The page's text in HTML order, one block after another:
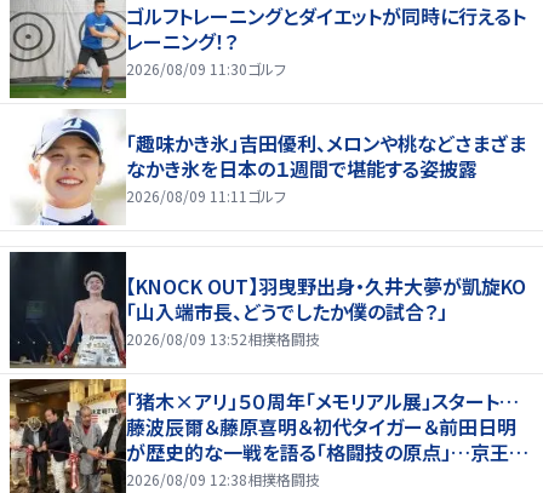
ゴルフトレーニングとダイエットが同時に行えるト
レーニング！？
2026/08/09 11:30ゴルフ
「趣味かき氷」吉田優利、メロンや桃などさまざま
なかき氷を日本の１週間で堪能する姿披露
2026/08/09 11:11 ゴルフ
【KNOCK OUT】羽曳野出身・久井大夢が凱旋KO
「山入端市長、どうでしたか僕の試合？」
2026/08/09 13:52相撲格闘技
「猪木×アリ」５０周年「メモリアル展」スタート…
藤波辰爾＆藤原喜明＆初代タイガー＆前田日明
が歴史的な一戦を語る「格闘技の原点」…京王プ
ラザホテルで３１日まで
2026/08/09 12:38相撲格闘技